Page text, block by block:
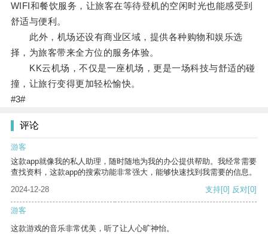
WIFI和餐饮服务，让旅客在等待登机的空闲时光也能感受到
舒适与便利。
此外，机场还设有商业区域，提供各种购物和娱乐选
择，为旅客带来全方位的服务体验。
KK云机场，不仅是一座机场，更是一场科技与舒适的碰
撞，让旅行变得更加轻松愉快。
#3#
评论
游客
这款app就像我的私人助理，随时随地为我的办公提供帮助。我经常需要
查找资料，这款app的搜索功能非常强大，能够快速找到我需要的信息。
2024-12-28
支持[0] 反对[0]
游客
这款游戏的音乐非常优美，听了让人心旷神怡。